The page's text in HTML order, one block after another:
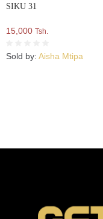
SIKU 31
15,000 Tsh.
Sold by: Aisha Mtipa